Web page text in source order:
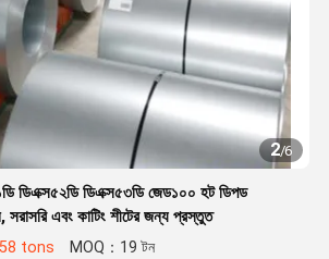
2/6
ডিএক্স৫২ডি ডিএক্স৫৩ডি জেড১০০ হট ডিপড
সরাসরি এবং কাটিং শীটের জন্য প্রস্তুত
tons MOQ：19 টন